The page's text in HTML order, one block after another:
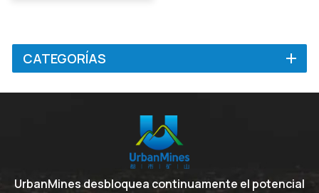
CATEGORÍAS
UrbanMines desbloquea continuamente el potencial